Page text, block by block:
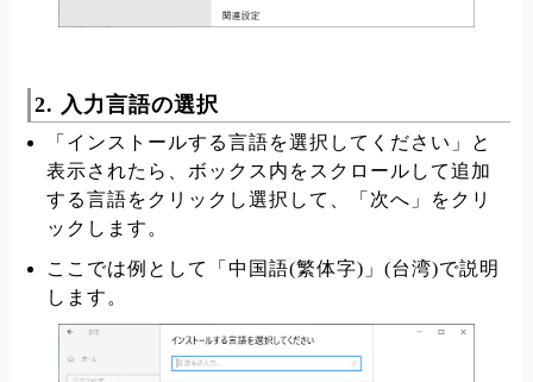
2. 入力言語の選択
「インストールする言語を選択してください」と
表示されたら、ボックス内をスクロールして追加
する言語をクリックし選択して、「次へ」をクリ
ックします。
ここでは例として「中国語(繁体字)」(台湾)で説明
します。